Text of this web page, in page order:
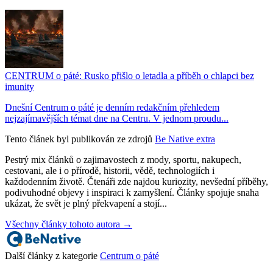
CENTRUM o páté: Rusko přišlo o letadla a příběh o chlapci bez
imunity
Dnešní Centrum o páté je denním redakčním přehledem
nejzajímavějších témat dne na Centru. V jednom proudu...
Tento článek byl publikován ze zdrojů Be Native extra
Pestrý mix článků o zajimavostech z mody, sportu, nakupech,
cestovani, ale i o přírodě, historii, vědě, technologiích i
každodenním životě. Čtenáři zde najdou kuriozity, nevšední příběhy,
podivuhodné objevy i inspiraci k zamyšlení. Články spojuje snaha
ukázat, že svět je plný překvapení a stojí...
Všechny články tohoto autora →
Další články z kategorie Centrum o páté